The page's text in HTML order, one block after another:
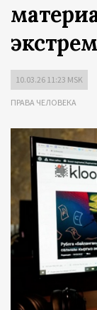
10.03.26 11:23 MSK
ПРАВА ЧЕЛОВЕКА